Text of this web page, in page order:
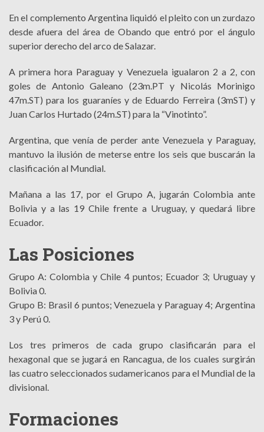
En el complemento Argentina liquidó el pleito con un zurdazo
desde afuera del área de Obando que entró por el ángulo
superior derecho del arco de Salazar.
A primera hora Paraguay y Venezuela igualaron 2 a 2, con
goles de Antonio Galeano (23m.PT y Nicolás Morinigo
47m.ST) para los guaraníes y de Eduardo Ferreira (3mST) y
Juan Carlos Hurtado (24m.ST) para la “Vinotinto”.
Argentina, que venía de perder ante Venezuela y Paraguay,
mantuvo la ilusión de meterse entre los seis que buscarán la
clasificación al Mundial.
Mañana a las 17, por el Grupo A, jugarán Colombia ante
Bolivia y a las 19 Chile frente a Uruguay, y quedará libre
Ecuador.
Las Posiciones
Grupo A: Colombia y Chile 4 puntos; Ecuador 3; Uruguay y
Bolivia 0.
Grupo B: Brasil 6 puntos; Venezuela y Paraguay 4; Argentina
3 y Perú 0.
Los tres primeros de cada grupo clasificarán para el
hexagonal que se jugará en Rancagua, de los cuales surgirán
las cuatro seleccionados sudamericanos para el Mundial de la
divisional.
Formaciones